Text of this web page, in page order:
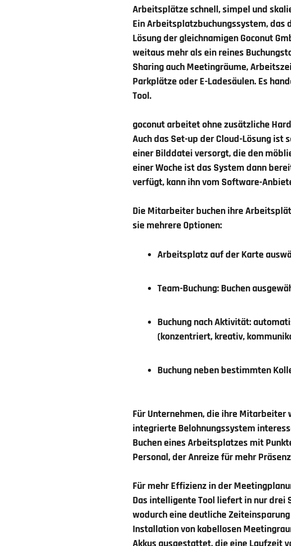
Arbeitsplätze schnell, simpel und
EinArbeitsplatzbuchungssystem, das
Lösung der gleichnamigen Goconut
weitaus mehr als ein reines
Sharing auch Meetingräume,
Parkplätze oder E-Ladesäulen. Es
Tool.
goconut arbeitet ohne zusätzliche
Auch das Set-up der Cloud-Lösung
einer Bilddatei versorgt, die den
einer Woche ist das System dann
verfügt, kann ihn vom Software-
Die Mitarbeiter buchen ihre
sie mehrere Optionen:
Arbeitsplatz auf der Karte
Team-Buchung: Buchen
Buchung nach Aktivität:
(konzentriert, kreativ,
Buchung neben bestimmten
Für Unternehmen, die ihre
integrierte Belohnungssystem
Buchen eines Arbeitsplatzes mit
Personal, der Anreize für mehr
Für mehr Effizienz in der
Das intelligente Tool liefert in nur drei
wodurch eine deutliche
Installation von kabellosen
Akkus ausgestattet, die eine Laufzeit